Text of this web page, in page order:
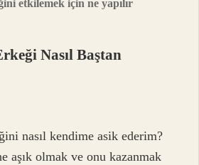
etkilemek için ne yapılır
Nasıl Baştan
nasıl kendime asik ederim?
aşık olmak ve onu kazanmak